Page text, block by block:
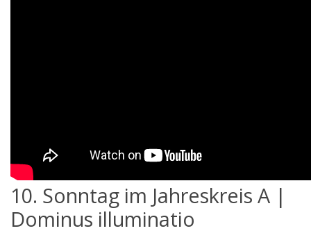
10. Sonntag im Jahreskreis A |
Dominus illuminatio